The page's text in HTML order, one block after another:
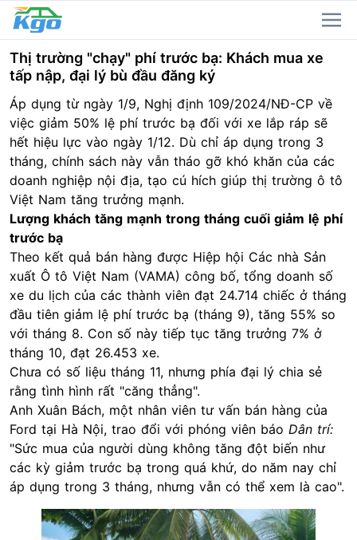
Thị trường "chạy" phí trước bạ: Khách mua xe
tấp nập, đại lý bù đầu đăng ký
Áp dụng từ ngày 1/9, Nghị định 109/2024/NĐ-CP về
việc giảm 50% lệ phí trước bạ đối với xe lắp ráp sẽ
hết hiệu lực vào ngày 1/12. Dù chỉ áp dụng trong 3
tháng, chính sách này vẫn tháo gỡ khó khăn của các
doanh nghiệp nội địa, tạo cú hích giúp thị trường ô tô
Việt Nam tăng trưởng mạnh.
Lượng khách tăng mạnh trong tháng cuối giảm lệ phí
trước bạ
Theo kết quả bán hàng được Hiệp hội Các nhà Sản
xuất Ô tô Việt Nam (VAMA) công bố, tổng doanh số
xe du lịch của các thành viên đạt 24.714 chiếc ở tháng
đầu tiên giảm lệ phí trước bạ (tháng 9), tăng 55% so
với tháng 8. Con số này tiếp tục tăng trưởng 7% ở
tháng 10, đạt 26.453 xe.
Chưa có số liệu tháng 11, nhưng phía đại lý chia sẻ
rằng tình hình rất "căng thẳng".
Anh Xuân Bách, một nhân viên tư vấn bán hàng của
Ford tại Hà Nội, trao đổi với phóng viên báo Dân trí:
"Sức mua của người dùng không tăng đột biến như
các kỳ giảm trước bạ trong quá khứ, do năm nay chỉ
áp dụng trong 3 tháng, nhưng vẫn có thể xem là cao".